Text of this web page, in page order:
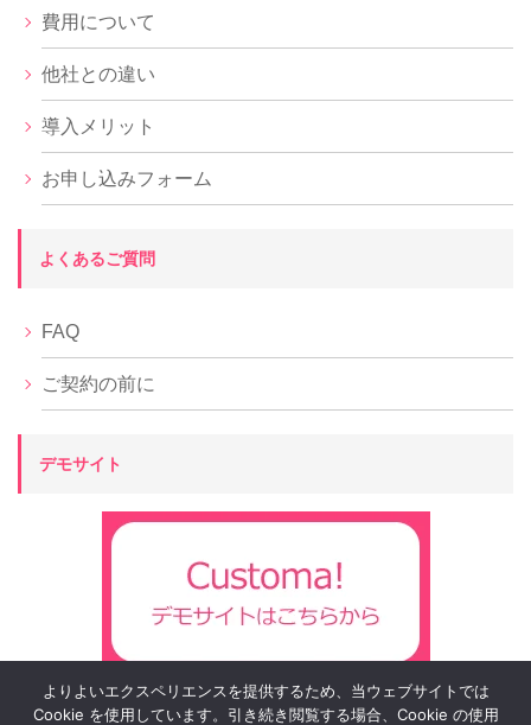
費用について
他社との違い
導入メリット
お申し込みフォーム
よくあるご質問
FAQ
ご契約の前に
デモサイト
よりよいエクスペリエンスを提供するため、当ウェブサイトでは
Cookie を使用しています。引き続き閲覧する場合、Cookie の使用